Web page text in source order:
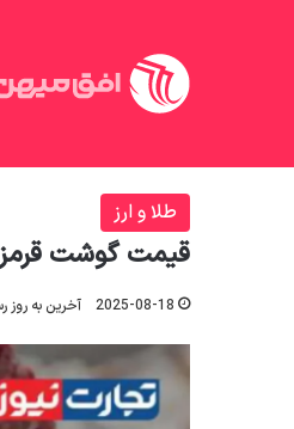
طلا و ارز
قیمت گوشت قرمز امروز 27
2025-08-18 آخرین به روز رسانی: